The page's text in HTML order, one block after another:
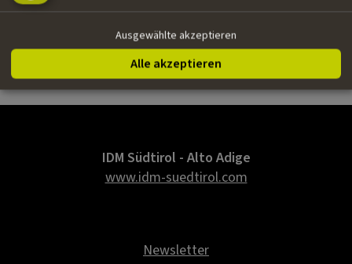
Deutsch
IDM Südtirol - Alto Adige
www.idm-suedtirol.com
Newsletter
Ausgewählte akzeptieren
Alle akzeptieren